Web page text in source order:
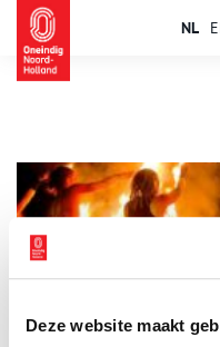
Deze website maakt
NL